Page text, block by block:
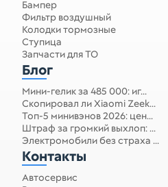
Бампер
Фильтр воздушный
Колодки тормозные
Ступица
Запчасти для ТО
Блог
Мини-гелик за 485 000: иг...
Скопировал ли Xiaomi Zeek...
Топ-5 минивэнов 2026: цен...
Штраф за громкий выхлоп: ...
Электромобили без страха ...
Контакты
Автосервис